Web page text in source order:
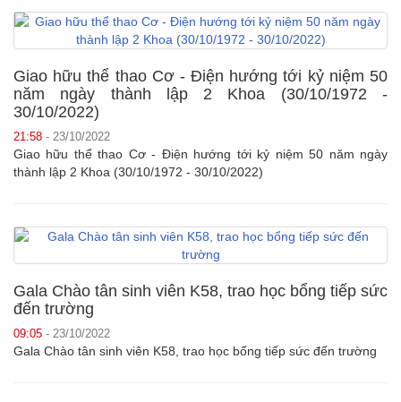
Giao hữu thể thao Cơ - Điện hướng tới kỷ niệm 50
năm ngày thành lập 2 Khoa (30/10/1972 -
30/10/2022)
21:58 - 23/10/2022
Giao hữu thể thao Cơ - Điện hướng tới kỷ niệm 50 năm ngày
thành lập 2 Khoa (30/10/1972 - 30/10/2022)
Gala Chào tân sinh viên K58, trao học bổng tiếp sức
đến trường
09:05 - 23/10/2022
Gala Chào tân sinh viên K58, trao học bổng tiếp sức đến trường